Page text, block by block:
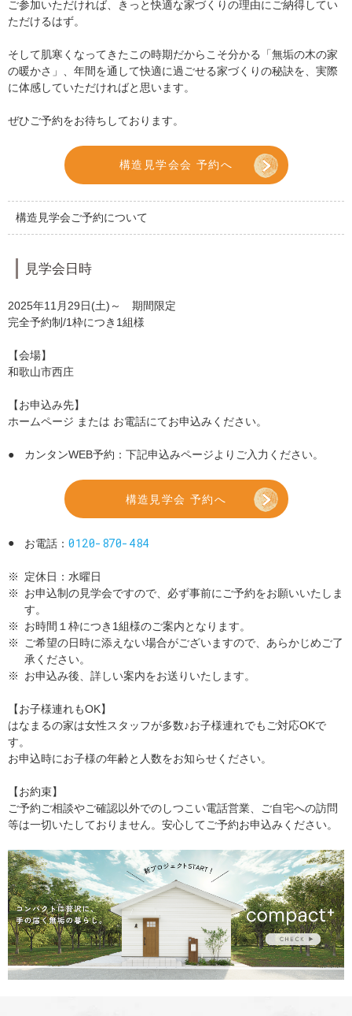
ご参加いただければ、きっと快適な家づくりの理由にご納得してい
ただけるはず。
そして肌寒くなってきたこの時期だからこそ分かる「無垢の木の家
の暖かさ」、年間を通して快適に過ごせる家づくりの秘訣を、実際
に体感していただければと思います。
ぜひご予約をお待ちしております。
構造見学会会 予約へ
構造見学会ご予約について
見学会日時
2025年11月29日(土)～ 期間限定
完全予約制/1枠につき1組様
【会場】
和歌山市西庄
【お申込み先】
ホームページ または お電話にてお申込みください。
● カンタンWEB予約：下記申込みページよりご入力ください。
構造見学会 予約へ
● お電話： 0120-870-484
※
定休日：水曜日
※
お申込制の見学会ですので、必ず事前にご予約をお願いいたしま
す。
※
お時間１枠につき1組様のご案内となります。
※
ご希望の日時に添えない場合がございますので、あらかじめご了
承ください。
※
お申込み後、詳しい案内をお送りいたします。
【お子様連れもOK】
はなまるの家は女性スタッフが多数♪お子様連れでもご対応OKで
す。
お申込時にお子様の年齢と人数をお知らせください。
【お約束】
ご予約ご相談やご確認以外でのしつこい電話営業、ご自宅への訪問
等は一切いたしておりません。安心してご予約お申込みください。